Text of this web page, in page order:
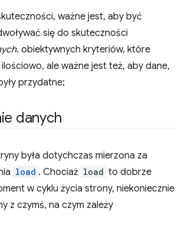
ważne jest, aby być
się do skuteczności
. obiektywnych kryteriów, które
ale ważne jest też, aby dane,
przydatne;
danych
była dotychczas mierzona za
load . Chociaż load to dobrze
w cyklu życia strony, niekoniecznie
z czymś, na czym zależy